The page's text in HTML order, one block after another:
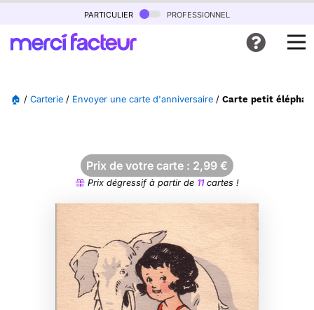
particulier professionnel
🏠 / Carterie / Envoyer une carte d'anniversaire / Carte petit
Prix de votre carte : 2,99 €
Prix dégressif à partir de 11cartes !